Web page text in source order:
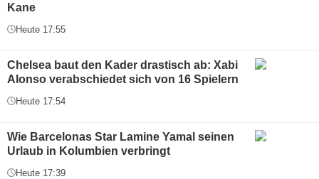
Kane
Heute 17:55
Chelsea baut den Kader drastisch ab: Xabi
Alonso verabschiedet sich von 16 Spielern
Heute 17:54
Wie Barcelonas Star Lamine Yamal seinen
Urlaub in Kolumbien verbringt
Heute 17:39